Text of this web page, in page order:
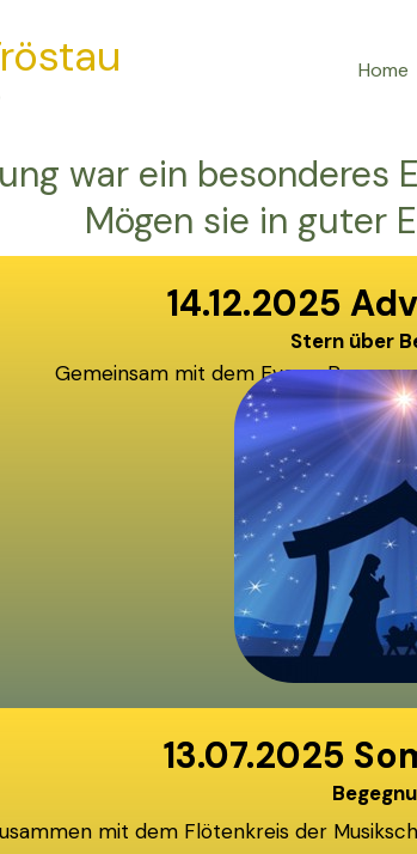
Home
war ein besonderes
Mögen sie in guter
14.12.2025
Stern über
Gemeinsam mit dem Evang.
13.07.2025
mit dem Flötenkreis der